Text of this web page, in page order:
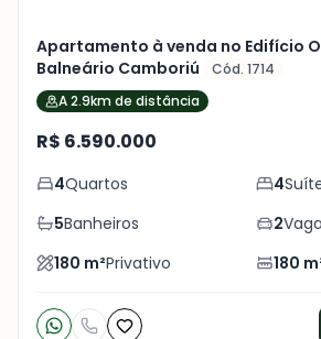
Apartamento à venda no Edifício
Balneário Camboriú
Cód. 1714
A 2.9km de distância
R$ 6.590.000
4Quartos 4
5Banheiros 2
180 m²Privativo 180